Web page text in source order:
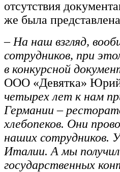
отсутствия
же была
– На наш взгляд,
сотрудников, при
в конкурсной
ООО «Девятка»
четырех лет к нам
Германии –
хлебопеков. Они
наших сотрудников.
Италии. А мы
государственных